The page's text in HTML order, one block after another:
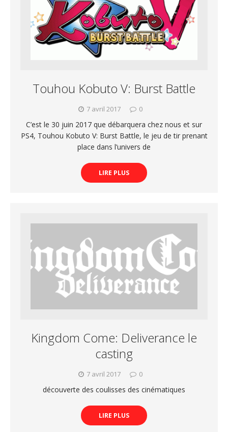
Touhou Kobuto V: Burst Battle
7 avril 2017 0
C’est le 30 juin 2017 que débarquera chez nous et sur
PS4, Touhou Kobuto V: Burst Battle, le jeu de tir prenant
place dans l’univers de
LIRE PLUS
Kingdom Come: Deliverance le
casting
7 avril 2017 0
découverte des coulisses des cinématiques
LIRE PLUS